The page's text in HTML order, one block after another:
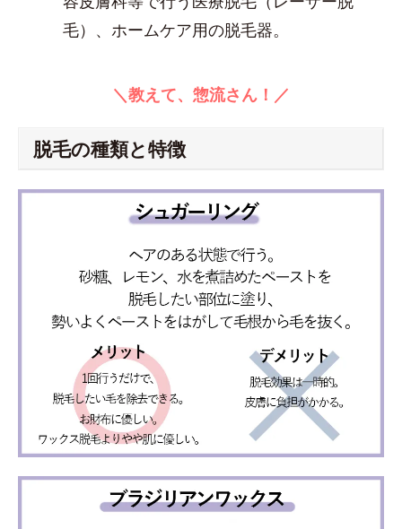
毛）、ホームケア用の脱毛器。
＼教えて、惣流さん！／
脱毛の種類と特徴